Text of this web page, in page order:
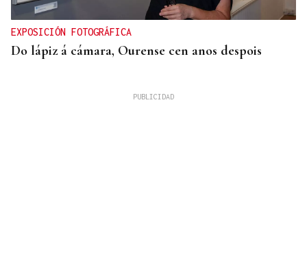
EXPOSICIÓN FOTOGRÁFICA
Do lápiz á cámara, Ourense cen anos despois